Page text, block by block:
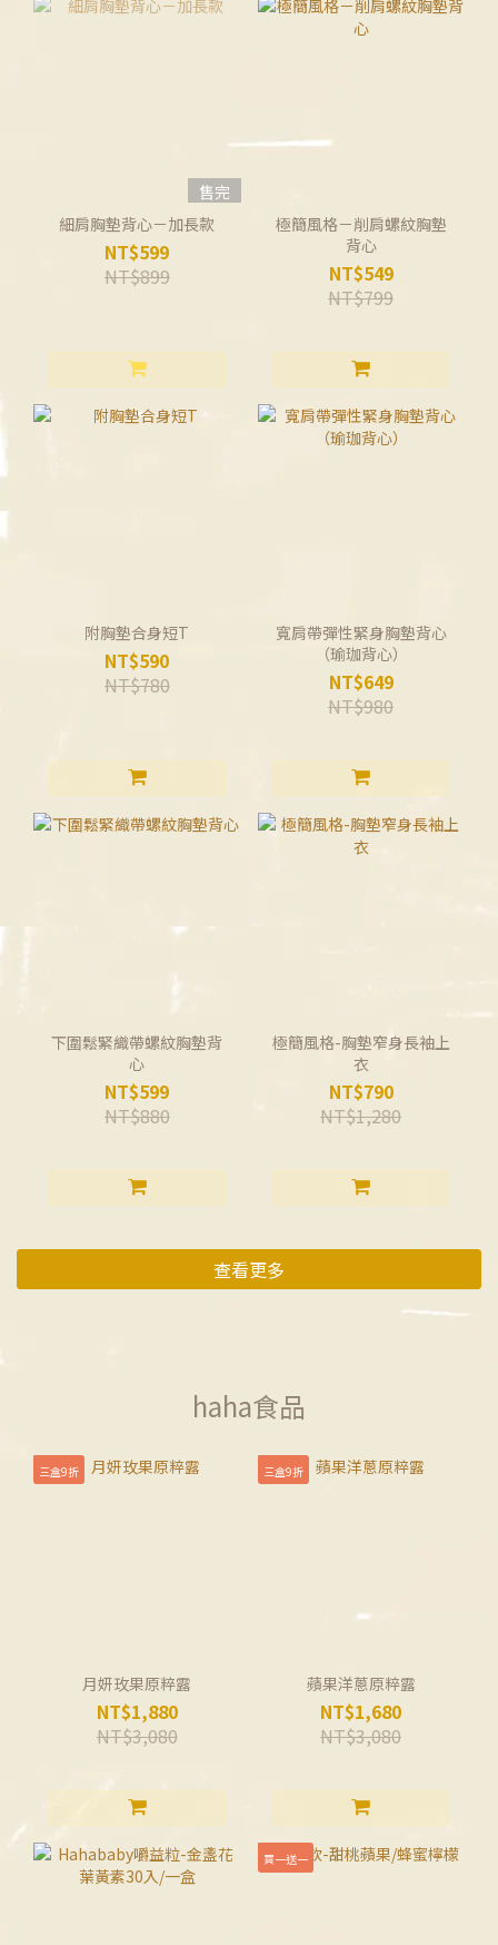
售完
細肩胸墊背心－加長款
NT$599
NT$899
極簡風格－削肩螺紋胸墊
背心
NT$549
NT$799
附胸墊合身短T
NT$590
NT$780
寬肩帶彈性緊身胸墊背心
（瑜珈背心）
NT$649
NT$980
下圍鬆緊織帶螺紋胸墊背
心
NT$599
NT$880
極簡風格-胸墊窄身長袖上
衣
NT$790
NT$1,280
查看更多
haha食品
三盒9折
月妍玫果原粹露
NT$1,880
NT$3,080
三盒9折
蘋果洋蔥原粹露
NT$1,680
NT$3,080
買一送一